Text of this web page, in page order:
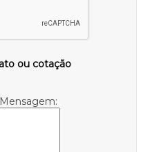
ou cotação
Mensagem: